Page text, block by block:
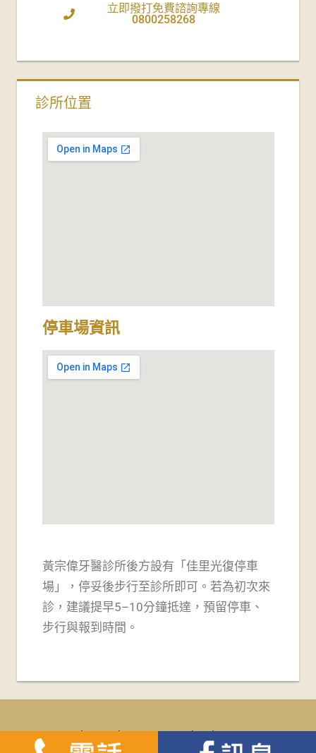
立即撥打免費諮詢專線
0800258268
診所位置
停車場資訊
黃宗偉牙醫診所後方設有「佳里光復停車
場」， 停妥後步行至診所即可。若為初次來
診，建議提早5–10分鐘抵達，預留停車、
步行與報到時間。
WordPress Theme: Tortuga by ThemeZee.